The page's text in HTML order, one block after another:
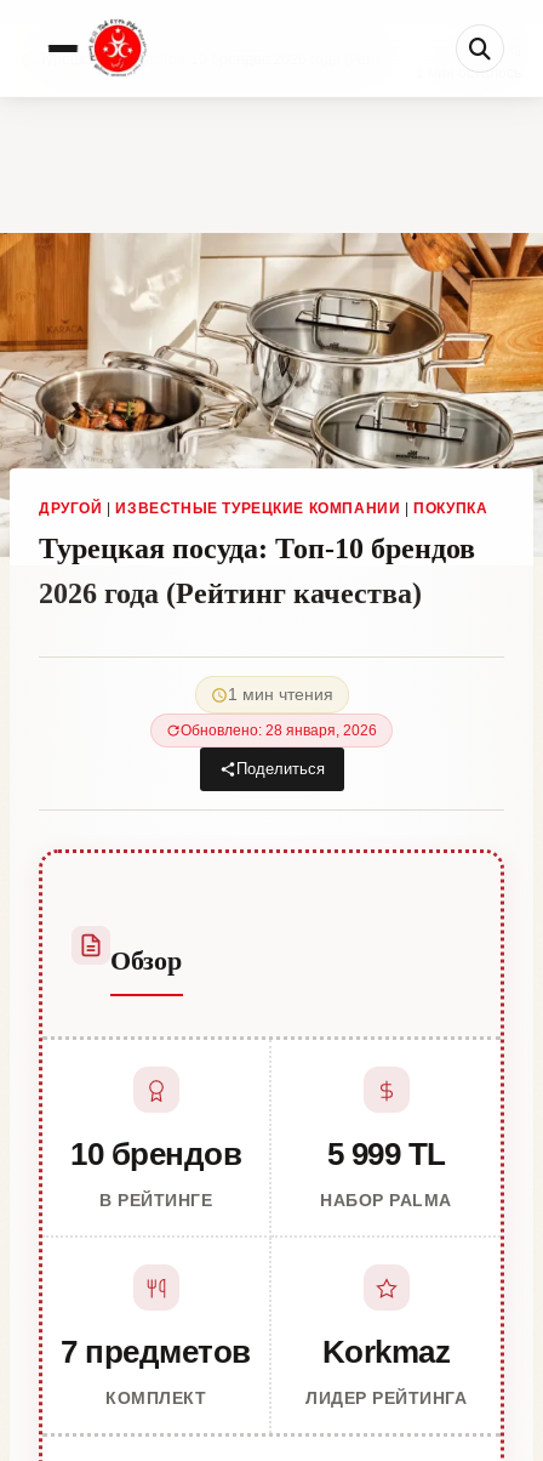
Турецкая посуда: Топ-10 брендов 2026 года (Рейт...
0%
1 мин осталось
ДРУГОЙ |ИЗВЕСТНЫЕ ТУРЕЦКИЕ КОМПАНИИ |ПОКУПКА
Турецкая посуда: Топ-10 брендов
2026 года (Рейтинг качества)
1 мин чтения
Обновлено: 28 января, 2026
Поделиться
Обзор
10 брендов
В РЕЙТИНГЕ
5 999 TL
НАБОР PALMA
7 предметов
КОМПЛЕКТ
Korkmaz
ЛИДЕР РЕЙТИНГА